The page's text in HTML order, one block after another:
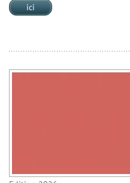
ici